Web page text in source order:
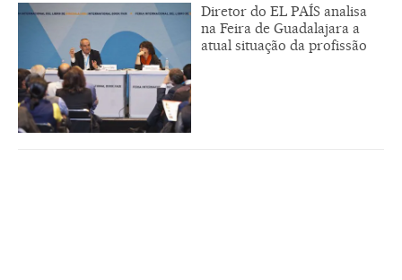
Diretor do EL PAÍS analisa
na Feira de Guadalajara a
atual situação da profissão